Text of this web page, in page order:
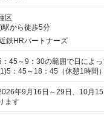
区
駅から徒歩5分
鉄HRパートナーズ
45～9：30の範囲で日によっ
18：45（休憩1時間）
19：00（休憩1時間）ホ
～19：45（休憩1
（休憩1時間） (5)8：
：30～21：30（休憩
年9月16日～29日、10月
ます